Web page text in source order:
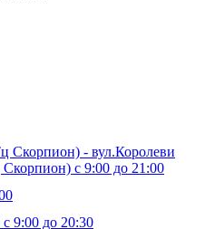
Скорпион) - вул.Королеви
Скорпион) с 9:00 до 21:00
9:00 до 20:30